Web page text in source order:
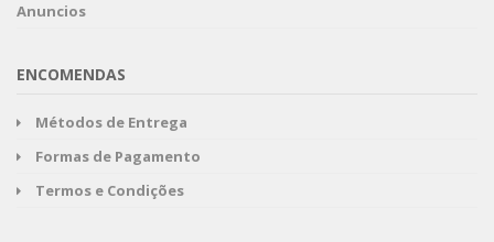
Anuncios
ENCOMENDAS
Métodos de Entrega
Formas de Pagamento
Termos e Condições